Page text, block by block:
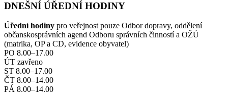
DNEŠNÍ ÚŘEDNÍ HODINY
Úřední hodiny pro veřejnost pouze Odbor dopravy, oddělení
občanskosprávních agend Odboru správních činností a OŽÚ
(matrika, OP a CD, evidence obyvatel)
PO 8.00–17.00
ÚT zavřeno
ST 8.00–17.00
ČT 8.00–14.00
PÁ 8.00–14.00